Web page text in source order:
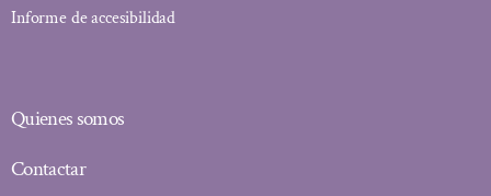
Informe de accesibilidad
Quienes somos
Contactar